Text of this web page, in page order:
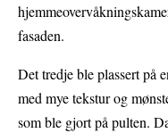
fasaden.
Det tredje ble plassert på
med mye tekstur og
som ble gjort på pulten.